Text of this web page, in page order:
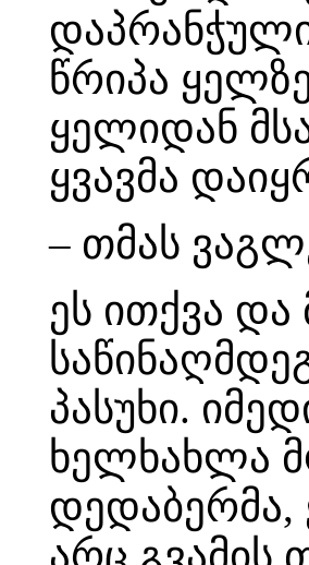
წრიპა
ყელიდან
ყვავმა
– თმას
ეს ითქვა
პასუხი.
ხელხახლა
დედაბერმა,